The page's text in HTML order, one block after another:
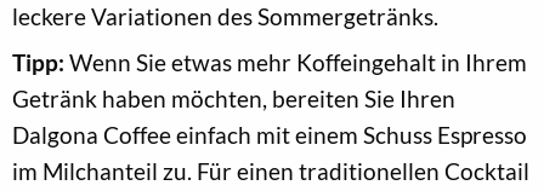
leckere Variationen des Sommergetränks.
Tipp: Wenn Sie etwas mehr Koffeingehalt in Ihrem
Getränk haben möchten, bereiten Sie Ihren
Dalgona Coffee einfach mit einem Schuss Espresso
im Milchanteil zu. Für einen traditionellen Cocktail